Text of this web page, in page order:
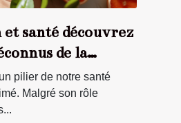
santé découvrez
de la
pilier de notre santé
Malgré son rôle